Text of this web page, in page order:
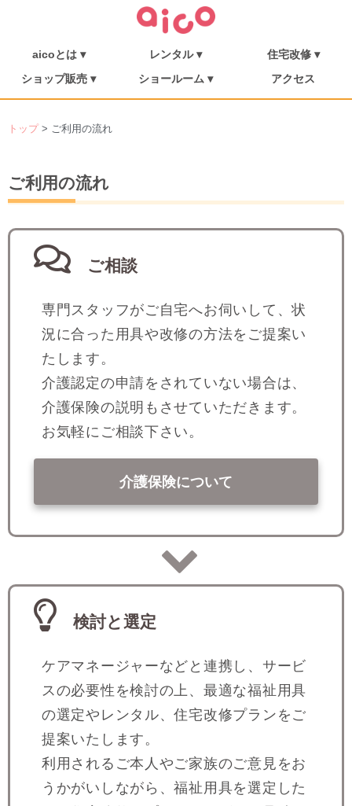
aicoとは ▾
aicoとは
介護保険について
福祉用具を探す
レンタル ▾
ご利用の流れ
介護リフト
消毒・メンテナンス
住宅改修 ▾
住宅改修
施工事例
ショップ販売 ▾
ショップ販売
シューフィッター
ミニむつき庵
ショールーム ▾
朝倉ショールーム
しまんとショールーム
アクセス
トップ> ご利用の流れ
ご利用の流れ
ご相談
専門スタッフがご自宅へお伺いして、状
況に合った用具や改修の方法をご提案い
たします。
介護認定の申請をされていない場合は、
介護保険の説明もさせていただきます。
お気軽にご相談下さい。
介護保険について
検討と選定
ケアマネージャーなどと連携し、サービ
スの必要性を検討の上、最適な福祉用具
の選定やレンタル、住宅改修プランをご
提案いたします。
利用されるご本人やご家族のご意見をお
うかがいしながら、福祉用具を選定した